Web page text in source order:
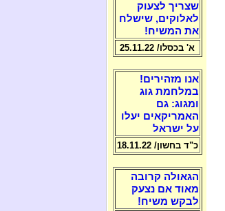
שצריך לצעוק
לאלוקים, שישלח
את המשיח!
א' בכסלו/ 25.11.22
אנו מזהירים!
במלחמת גוג
ומגוג: גם
האמריקאים יעלו
על ישראל
כ"ד בחשון/ 18.11.22
הגאולה קרובה
מאוד אם נצעק
לבקש משיח!